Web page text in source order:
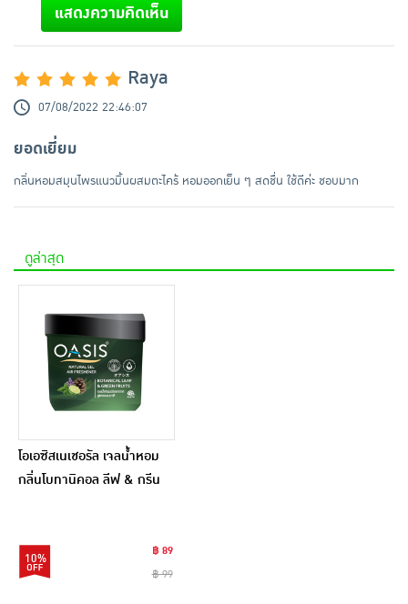
แสดงความคิดเห็น
Raya
07/08/2022 22:46:07
ยอดเยี่ยม
กลิ่นหอมสมุนไพรแนวมิ้นผสมตะไคร้ หอมออกเย็น ๆ สดชื่น ใช้ดีค่ะ ชอบมาก
ดูล่าสุด
โอเอซิสเนเชอรัล เจลน้ำหอม
กลิ่นโบทานิคอล ลีฟ & กรีน
10%
฿ 89
฿ 99